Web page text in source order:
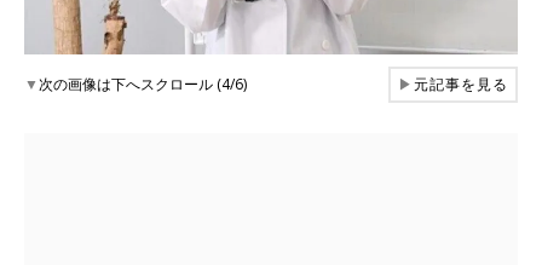
▼次の画像は下へスクロール (4/6) ▶元記事を見る